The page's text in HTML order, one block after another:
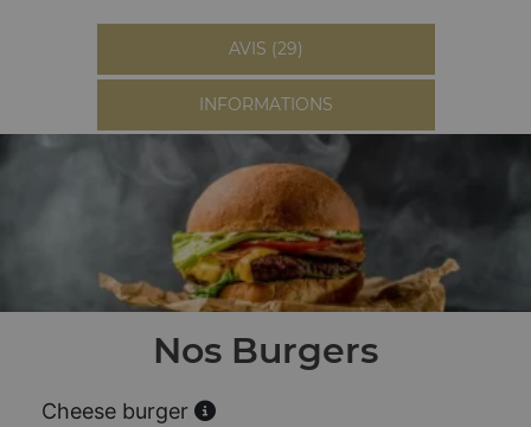
AVIS (29)
INFORMATIONS
Nos Burgers
Cheese burger